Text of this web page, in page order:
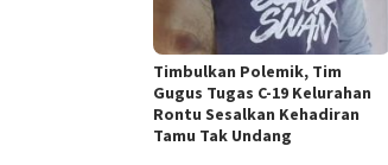
Timbulkan Polemik, Tim
Gugus Tugas C-19 Kelurahan
Rontu Sesalkan Kehadiran
Tamu Tak Undang